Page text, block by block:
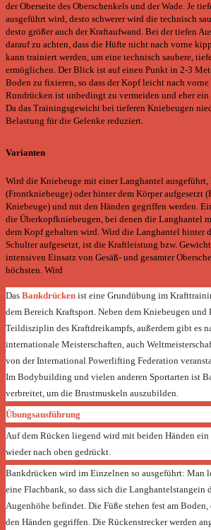
der Oberseite des Oberschenkels und der Wade. Je
ausgeführt wird, desto schwerer wird die technisch
desto größer auch der Kraftaufwand. Bei der tiefen
darauf zu achten, dass die Hüfte nicht nach vorne
kann trainiert werden, um eine technisch saubere,
ermöglichen. Der Blick ist auf einen Punkt in 2-3
Boden zu fixieren, so dass der Kopf leicht nach
Rundrücken ist unbedingt zu vermeiden und eher
Da das Trainingsgewicht bei tieferen Kniebeugen
Belastung für die Gelenke reduziert.
Varianten
Wird die Kniebeuge mit einer Langhantel ausgeführt,
(Frontkniebeuge) oder hinter dem Körper aufgesetzt
Kniebeuge) und mit den Händen gegriffen werden.
die Überkopfkniebeugen, bei denen die Langhantel
dem Kopf gehalten wird. Wird die Langhantel hinter
Schulter aufgesetzt, ist die Kraftleistung bzw.
intensiven Einsatz von Gesäß- und gesamter
höchsten. Wird
Das Bankdrücken ist eine Grundübung im
dem Bereich Kraftsport. Neben dem Kniebeugen und
Teildisziplin des Kraftdreikampfs, außerdem gibt es
internationale Meisterschaften, auch
von der International Powerlifting Federation
Im Bodybuilding und vielen anderen Sportarten ist
verbreitet, um die Brustmuskeln auszubilden.
Übungsausführung
Auf dem Rücken liegend wird mit beiden Händen
wieder nach oben gedrückt.
Bankdrücken wird im Einzelnen so ausgeführt: Man
eine Flachbank, so dass sich die Langhantelstangein
Augenhöhe befindet. Die Füße stehen fest am
den Händen gegriffen. Die Rückenstrecker werden